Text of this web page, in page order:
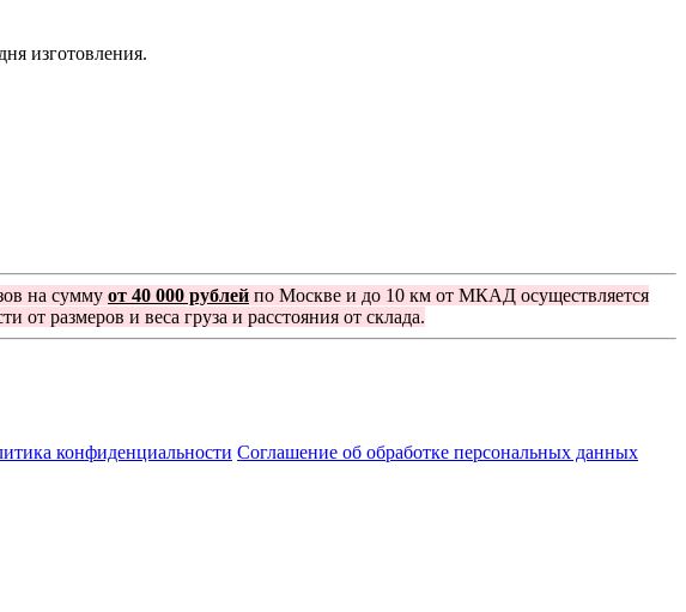
изготовления.
на сумму от 40 000 рублей по Москве и до 10 км от МКАД осуществляется
от размеров и веса груза и расстояния от склада.
конфиденциальности Соглашение об обработке персональных данных